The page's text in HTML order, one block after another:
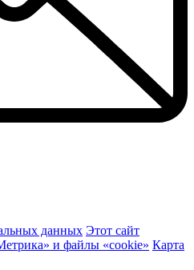
данных Этот сайт
и файлы «cookie» Карта